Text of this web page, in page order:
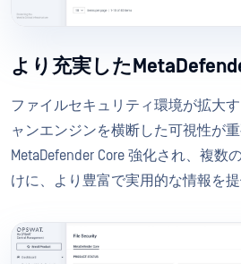
より充実した
ファイルセキュリティ環境が拡大
ャンエンジンを横断した可視性が重
MetaDefender Core 強化され、複数
けに、より豊富で実用的な情報を提